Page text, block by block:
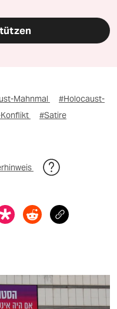
Mahnmal
#Holocaust-
#Satire